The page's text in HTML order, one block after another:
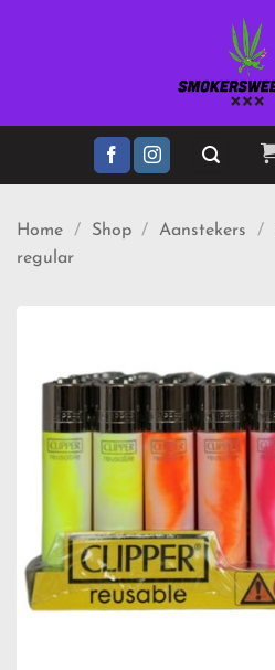
Home / Shop / Aanstekers /
regular